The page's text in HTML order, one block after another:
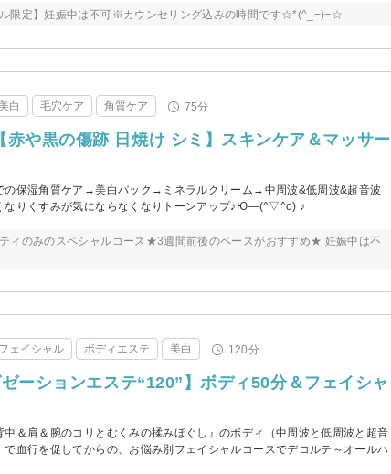
限定】妊娠中は不可※カウンセリング込みの時間です☆*(^_−)−☆
美白 毛穴ケア 角質ケア 75分
赤や黒の傷跡 日焼け シミ】スキンケア＆マッサー
の保湿角質ケア→美白パック→ミネラルクリーム→中周波&低周波&超音波
なりくすみが気にならなくなりトーンアップ♪Ю―(^▽^o) ♪
ィのみのスペシャルコース★3週間前後のペースがおすすめ★ 妊娠中は不
フェイシャル ボディエステ 美白 120分
ーションエステ“120”】ボディ50分＆フェイシャ
中＆肩＆腕のコリとむくみの揉みほぐし』のボディ（中周波と低周波と超音
血行を促してからの、お悩み別フェイシャルコースでデコルテ～オールハ